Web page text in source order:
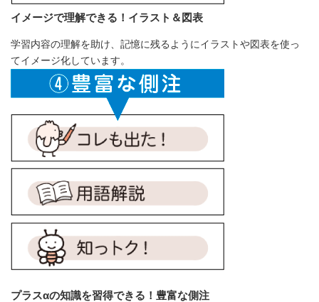
イメージで理解できる！イラスト＆図表
学習内容の理解を助け、記憶に残るようにイラストや図表を使っ
てイメージ化しています。
プラスαの知識を習得できる！豊富な側注